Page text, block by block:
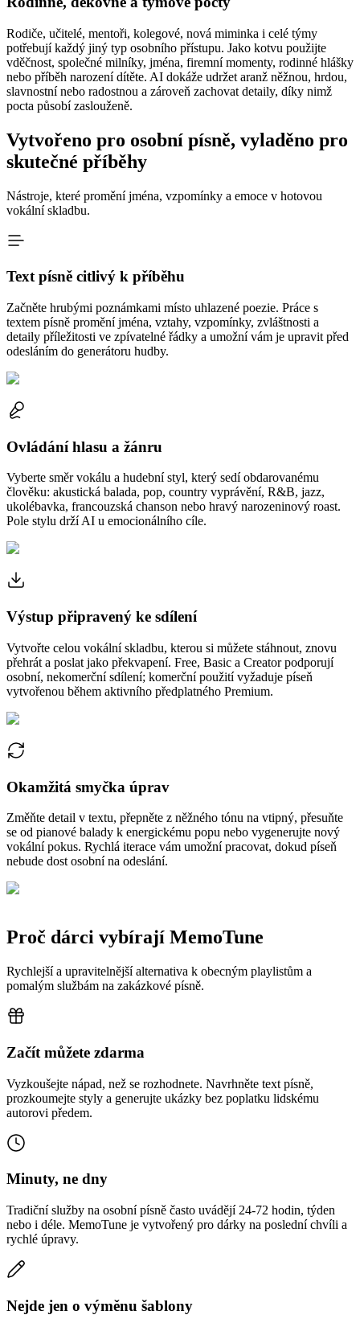
Rodiče, učitelé, mentoři, kolegové, nová miminka i celé týmy
potřebují každý jiný typ osobního přístupu. Jako kotvu použijte
vděčnost, společné milníky, jména, firemní momenty, rodinné hlášky
nebo příběh narození dítěte. AI dokáže udržet aranž něžnou, hrdou,
slavnostní nebo radostnou a zároveň zachovat detaily, díky nimž
pocta působí zaslouženě.
Vytvořeno pro osobní písně, vyladěno pro
skutečné příběhy
Nástroje, které promění jména, vzpomínky a emoce v hotovou
vokální skladbu.
Text písně citlivý k příběhu
Začněte hrubými poznámkami místo uhlazené poezie. Práce s
textem písně promění jména, vztahy, vzpomínky, zvláštnosti a
detaily příležitosti ve zpívatelné řádky a umožní vám je upravit před
odesláním do generátoru hudby.
Ovládání hlasu a žánru
Vyberte směr vokálu a hudební styl, který sedí obdarovanému
člověku: akustická balada, pop, country vyprávění, R&B, jazz,
ukolébavka, francouzská chanson nebo hravý narozeninový roast.
Pole stylu drží AI u emocionálního cíle.
Výstup připravený ke sdílení
Vytvořte celou vokální skladbu, kterou si můžete stáhnout, znovu
přehrát a poslat jako překvapení. Free, Basic a Creator podporují
osobní, nekomerční sdílení; komerční použití vyžaduje píseň
vytvořenou během aktivního předplatného Premium.
Okamžitá smyčka úprav
Změňte detail v textu, přepněte z něžného tónu na vtipný, přesuňte
se od pianové balady k energickému popu nebo vygenerujte nový
vokální pokus. Rychlá iterace vám umožní pracovat, dokud píseň
nebude dost osobní na odeslání.
Proč dárci vybírají MemoTune
Rychlejší a upravitelnější alternativa k obecným playlistům a
pomalým službám na zakázkové písně.
Začít můžete zdarma
Vyzkoušejte nápad, než se rozhodnete. Navrhněte text písně,
prozkoumejte styly a generujte ukázky bez poplatku lidskému
autorovi předem.
Minuty, ne dny
Tradiční služby na osobní písně často uvádějí 24-72 hodin, týden
nebo i déle. MemoTune je vytvořený pro dárky na poslední chvíli a
rychlé úpravy.
Nejde jen o výměnu šablony